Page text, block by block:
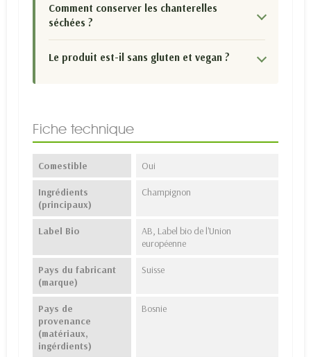
Comment conserver les chanterelles
séchées ?
Le produit est-il sans gluten et vegan ?
Fiche technique
Comestible Oui
Ingrédients
(principaux)
Champignon
Label Bio
AB, Label bio de l'Union
européenne
Pays du fabricant
(marque)
Suisse
Pays de
provenance
(matériaux,
ingérdients)
Bosnie